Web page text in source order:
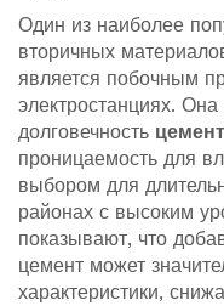
Один из наиболее
вторичных
является побочным
электростанциях.
долговечность
проницаемость для
выбором для
районах с высоким
показывают, что
цемент может
характеристики,